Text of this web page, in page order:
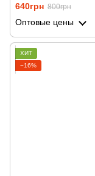
амперметр Gerui KP-
с подсветкой
640грн 800грн
Оптовые цены
ХИТ
−16%